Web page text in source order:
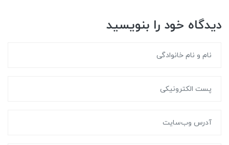
دیدگاه خود را بنویسید